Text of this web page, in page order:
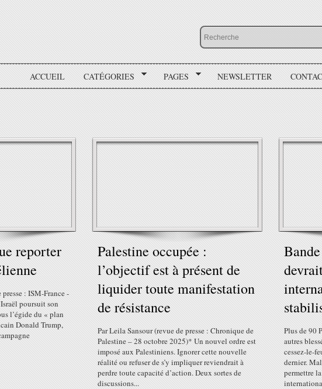
ACCUEIL CATÉGORIES PAGES NEWSLETTER
reporter
presse : ISM-France -
poursuit son
l’égide du « plan
Donald Trump,
Palestine occupée :
l’objectif est à présent de
liquider toute manifestation
de résistance
Par Leila Sansour (revue de presse : Chronique de
Palestine – 28 octobre 2025)* Un nouvel ordre est
imposé aux Palestiniens. Ignorer cette nouvelle
réalité ou refuser de s’y impliquer reviendrait à
perdre toute capacité d’action. Deux sortes de
discussions...
Plus de 90
autres
cessez-le-
dernier.
permettre